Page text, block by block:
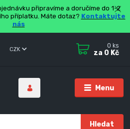
připravíme a doručíme do 1-2
příplatku. Máte dotaz? Kontaktujte
nás
Menu
CZK
Hledat
0 ks
za 0 Kč